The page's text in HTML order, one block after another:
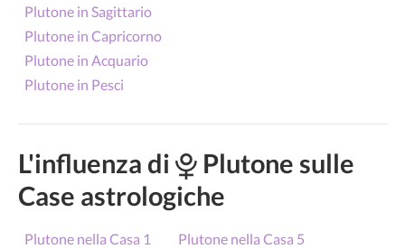
Plutone in Sagittario
Plutone in Capricorno
Plutone in Acquario
Plutone in Pesci
L'influenza di
Plutone sulle
Case astrologiche
Plutone nella Casa 1
Plutone nella Casa 5